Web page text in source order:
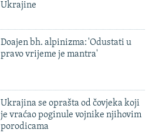
Ukrajine
Doajen bh. alpinizma: 'Odustati u
pravo vrijeme je mantra'
Ukrajina se oprašta od čovjeka koji
je vraćao poginule vojnike njihovim
porodicama